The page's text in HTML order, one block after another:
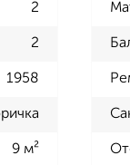
2
2
1958
9 м²